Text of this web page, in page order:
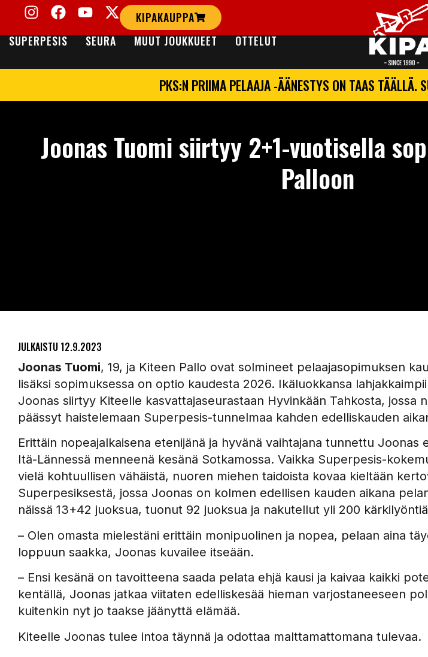
KIPAKAUPPA
SUPERPESIS
SEURA MUUT JOUKKUEET OTTELUT
PKS:N PRIIMA PELAAJA -ÄÄNESTYS ON TAAS TÄÄLLÄ.
Joonas Tuomi siirtyy 2+1-vuotisella
Palloon
JULKAISTU 12.9.2023
Joonas Tuomi, 19, ja Kiteen Pallo ovat solmineet pelaajasopimuksen
lisäksi sopimuksessa on optio kaudesta 2026. Ikäluokkansa
Joonas siirtyy Kiteelle kasvattajaseurastaan Hyvinkään Tahkosta, jossa
päässyt haistelemaan Superpesis-tunnelmaa kahden edelliskauden
Erittäin nopeajalkaisena etenijänä ja hyvänä vaihtajana tunnettu Joonas
Itä-Lännessä menneenä kesänä Sotkamossa. Vaikka Superpesis-
vielä kohtuullisen vähäistä, nuoren miehen taidoista kovaa kieltään
Superpesiksestä, jossa Joonas on kolmen edellisen kauden aikana
näissä 13+42 juoksua, tuonut 92 juoksua ja nakutellut yli 200
– Olen omasta mielestäni erittäin monipuolinen ja nopea, pelaan aina
loppuun saakka, Joonas kuvailee itseään.
– Ensi kesänä on tavoitteena saada pelata ehjä kausi ja kaivaa kaikki
kentällä, Joonas jatkaa viitaten edelliskesää hieman varjostaneeseen
kuitenkin nyt jo taakse jäänyttä elämää.
Kiteelle Joonas tulee intoa täynnä ja odottaa malttamattomana tulevaa.